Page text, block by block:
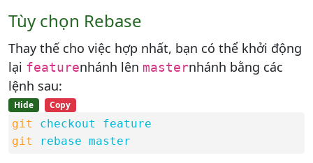
Tùy chọn Rebase
Thay thế cho việc hợp nhất, bạn có thể khởi động
lại featurenhánh lên masternhánh bằng các
lệnh sau:
Hide Copy
git
checkout feature
git
rebase master